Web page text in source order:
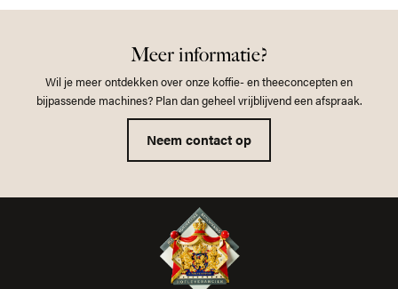
Meer informatie?
Wil je meer ontdekken over onze koffie- en theeconcepten en
bijpassende machines? Plan dan geheel vrijblijvend een afspraak.
Neem contact op